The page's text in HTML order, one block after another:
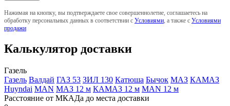
Нажимая на кнопку, вы подтверждаете свое совершеннолетие, соглашаетесь на
обработку персональных данных в соответствии с Условиями , а также с Условиями
продажи
Калькулятор доставки
Газель
Газель Валдай ГАЗ 53 ЗИЛ 130 Катюша Бычок МАЗ КАМАЗ
Huyndai MAN МАЗ 12 м КАМАЗ 12 м MAN 12 м
Расстояние от МКАДа до места доставки